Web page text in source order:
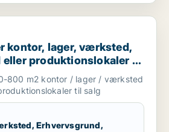
lager, værksted, erhvervsgrund
kontor, lager, værksted,
eller produktionslokaler til
K, Vesterbro eller
800 m2 kontor / lager / værksted
til salg
Erhvervsgrund,